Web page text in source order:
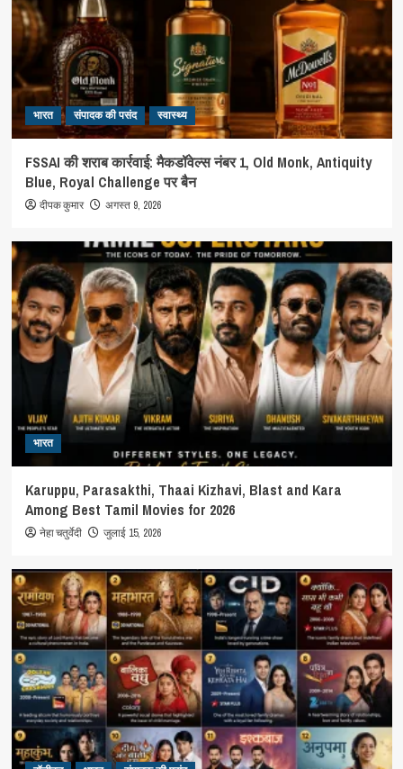
भारत संपादक की पसंद स्वास्थ्य
FSSAI की शराब कार्रवाई: मैकडॉवेल्स नंबर 1, Old Monk, Antiquity
Blue, Royal Challenge पर बैन
दीपक कुमार अगस्त 9, 2026
भारत
Karuppu, Parasakthi, Thaai Kizhavi, Blast and Kara
Among Best Tamil Movies for 2026
नेहा चतुर्वेदी जुलाई 15, 2026